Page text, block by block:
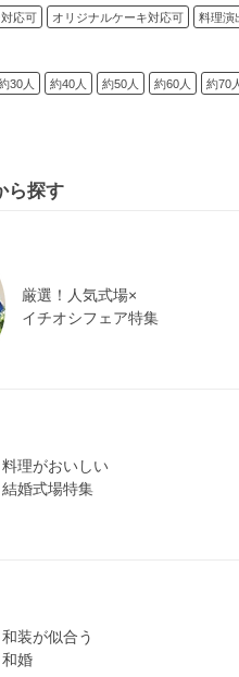
応可 オリジナルケーキ対応可 料理演
30人 約40人 約50人 約60人 約70人
ら探す
厳選！人気式場×
イチオシフェア特集
料理がおいしい
結婚式場特集
和装が似合う
和婚